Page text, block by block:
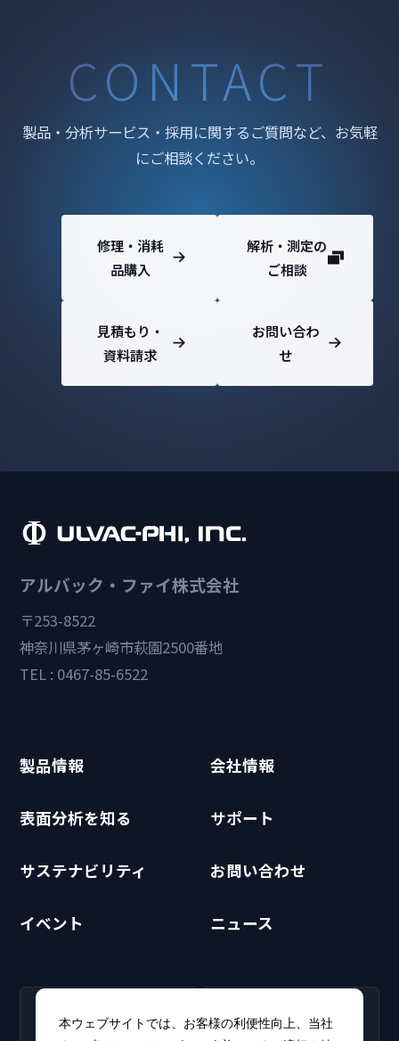
CONTACT
製品・分析サービス・採用に関するご質問など、お気軽
にご相談ください。
修理・消耗
品購入
解析・測定の
ご相談
見積もり・
資料請求
お問い合わ
せ
アルバック・ファイ株式会社
〒253-8522
神奈川県茅ヶ崎市萩園2500番地
TEL : 0467-85-6522
製品情報 会社情報
表面分析を知る サポート
サステナビリティ お問い合わせ
イベント ニュース
採用情報 CLUB PHI（会員専
本ウェブサイトでは、お客様の利便性向上、当社